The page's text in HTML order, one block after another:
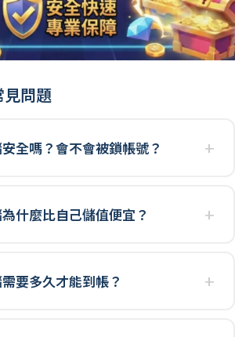
見問題
全嗎？會不會被鎖帳號？
什麼比自己儲值便宜？
要多久才能到帳？